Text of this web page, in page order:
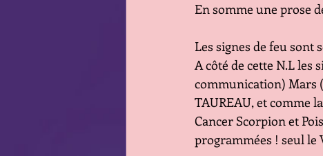
En somme une prose
Les signes de feu sont
A côté de cette N.L
communication) Mars
TAUREAU, et comme
Cancer Scorpion et
programmées ! seul le